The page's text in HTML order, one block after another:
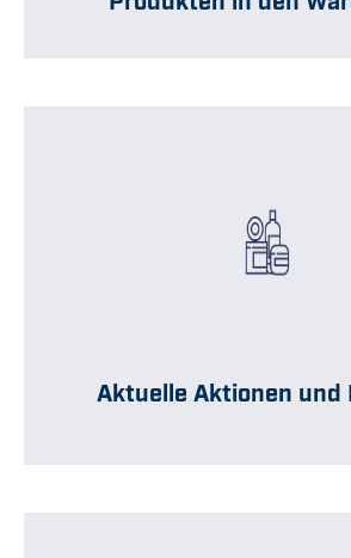
Aktuelle Aktionen und